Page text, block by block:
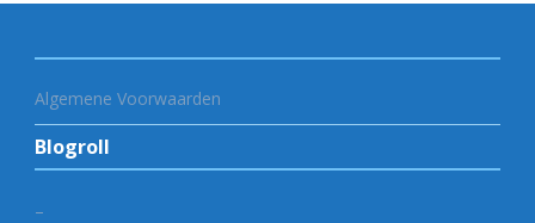
Algemene Voorwaarden
Blogroll
–